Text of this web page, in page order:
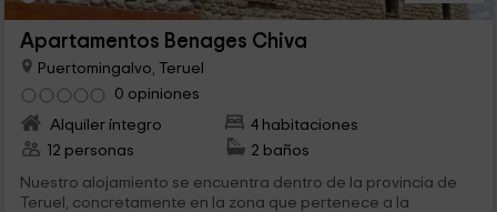
Apartamentos Benages Chiva
Puertomingalvo, Teruel
0 opiniones
Alquiler íntegro
4 habitaciones
12 personas
2 baños
Nuestro alojamiento se encuentra dentro de la provincia de
Teruel, concretamente en la zona que pertenece a la